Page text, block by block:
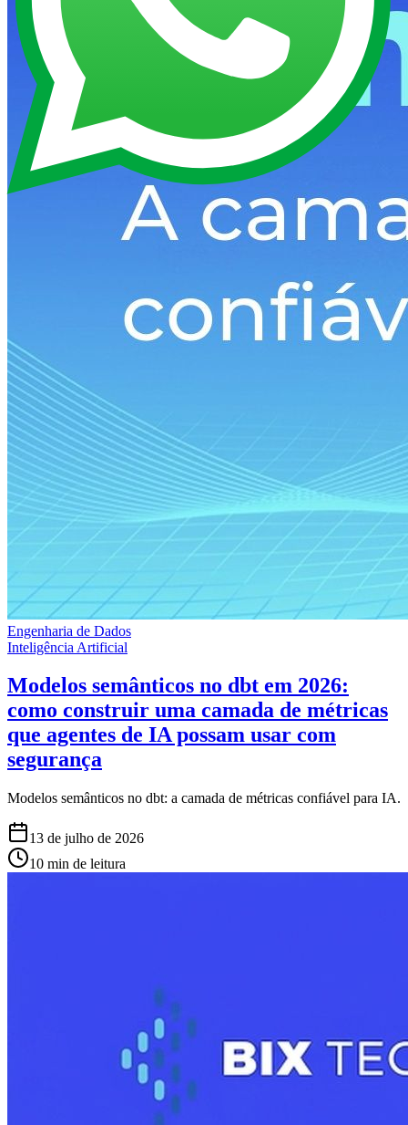
Engenharia de Dados
Inteligência Artificial
Modelos semânticos no dbt em 2026:
como construir uma camada de métricas
que agentes de IA possam usar com
segurança
Modelos semânticos no dbt: a camada de métricas confiável para IA.
13 de julho de 2026
10 min de leitura